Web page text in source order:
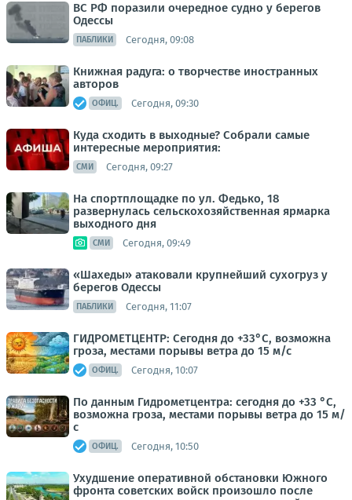
ВС РФ поразили очередное судно у берегов
Одессы
ПАБЛИКИ Сегодня, 09:08
Книжная радуга: о творчестве иностранных
авторов
ОФИЦ. Сегодня, 09:30
Куда сходить в выходные? Собрали самые
интересные мероприятия:
СМИ Сегодня, 09:27
На спортплощадке по ул. Федько, 18
развернулась сельскохозяйственная ярмарка
выходного дня
СМИ Сегодня, 09:49
«Шахеды» атаковали крупнейший сухогруз у
берегов Одессы
ПАБЛИКИ Сегодня, 11:07
ГИДРОМЕТЦЕНТР: Сегодня до +33°С, возможна
гроза, местами порывы ветра до 15 м/с
ОФИЦ. Сегодня, 10:07
По данным Гидрометцентра: сегодня до +33 °C,
возможна гроза, местами порывы ветра до 15 м/
с
ОФИЦ. Сегодня, 10:50
Ухудшение оперативной обстановки Южного
фронта советских войск произошло после